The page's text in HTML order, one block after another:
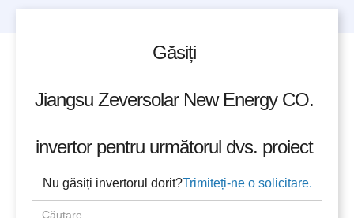
Găsiți
Jiangsu Zeversolar New Energy CO.
invertor pentru următorul dvs. proiect
Nu găsiți invertorul dorit?Trimiteți-ne o solicitare.